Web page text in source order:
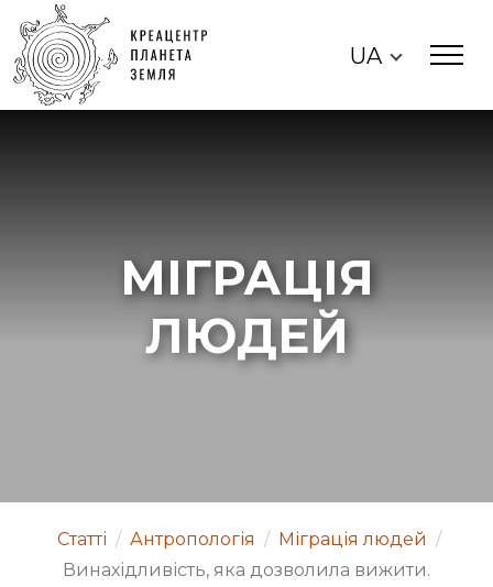
UA
МІГРАЦІЯ
ЛЮДЕЙ
Статті / Антропологія / Міграція людей /
Винахідливість, яка дозволила вижити.